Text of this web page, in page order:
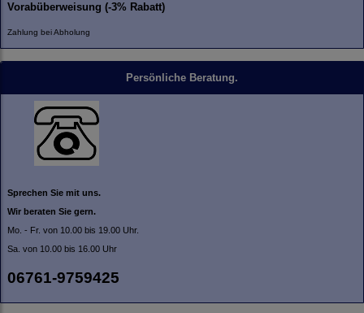
Vorabüberweisung (-3% Rabatt)
Zahlung bei Abholung
Persönliche Beratung.
Sprechen Sie mit uns.
Wir beraten Sie gern.
Mo. - Fr. von 10.00 bis 19.00 Uhr.
Sa. von 10.00 bis 16.00 Uhr
06761-9759425